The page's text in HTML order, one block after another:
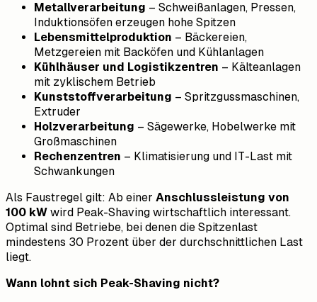
Metallverarbeitung – Schweißanlagen, Pressen,
Induktionsöfen erzeugen hohe Spitzen
Lebensmittelproduktion – Bäckereien,
Metzgereien mit Backöfen und Kühlanlagen
Kühlhäuser und Logistikzentren – Kälteanlagen
mit zyklischem Betrieb
Kunststoffverarbeitung – Spritzgussmaschinen,
Extruder
Holzverarbeitung – Sägewerke, Hobelwerke mit
Großmaschinen
Rechenzentren – Klimatisierung und IT-Last mit
Schwankungen
Als Faustregel gilt: Ab einer Anschlussleistung von
100 kW wird Peak-Shaving wirtschaftlich interessant.
Optimal sind Betriebe, bei denen die Spitzenlast
mindestens 30 Prozent über der durchschnittlichen Last
liegt.
Wann lohnt sich Peak-Shaving nicht?